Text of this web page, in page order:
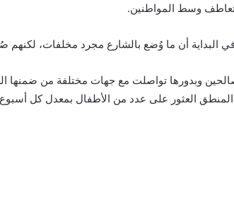
وسط المواطنين.
البداية أن ما وُضع بالشارع مجرد مخلفات،
وبدورها تواصلت مع جهات مختلفة من ضمنها
العثور على عدد من الأطفال بمعدل كل